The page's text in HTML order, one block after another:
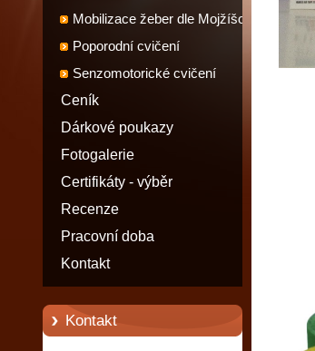
Mobilizace žeber dle Mojžíšové
Poporodní cvičení
Senzomotorické cvičení
Ceník
Dárkové poukazy
Fotogalerie
Certifikáty - výběr
Recenze
Pracovní doba
Kontakt
Kontakt